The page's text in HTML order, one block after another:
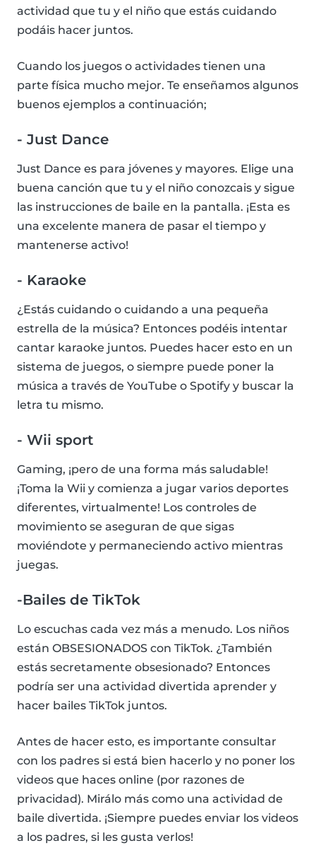
actividad que tu y el niño que estás cuidando
podáis hacer juntos.
Cuando los juegos o actividades tienen una
parte física mucho mejor. Te enseñamos algunos
buenos ejemplos a continuación;
- Just Dance
Just Dance es para jóvenes y mayores. Elige una
buena canción que tu y el niño conozcais y sigue
las instrucciones de baile en la pantalla. ¡Esta es
una excelente manera de pasar el tiempo y
mantenerse activo!
- Karaoke
¿Estás cuidando o cuidando a una pequeña
estrella de la música? Entonces podéis intentar
cantar karaoke juntos. Puedes hacer esto en un
sistema de juegos, o siempre puede poner la
música a través de YouTube o Spotify y buscar la
letra tu mismo.
- Wii sport
Gaming, ¡pero de una forma más saludable!
¡Toma la Wii y comienza a jugar varios deportes
diferentes, virtualmente! Los controles de
movimiento se aseguran de que sigas
moviéndote y permaneciendo activo mientras
juegas.
-Bailes de TikTok
Lo escuchas cada vez más a menudo. Los niños
están OBSESIONADOS con TikTok. ¿También
estás secretamente obsesionado? Entonces
podría ser una actividad divertida aprender y
hacer bailes TikTok juntos.
Antes de hacer esto, es importante consultar
con los padres si está bien hacerlo y no poner los
videos que haces online (por razones de
privacidad). Mirálo más como una actividad de
baile divertida. ¡Siempre puedes enviar los videos
a los padres, si les gusta verlos!